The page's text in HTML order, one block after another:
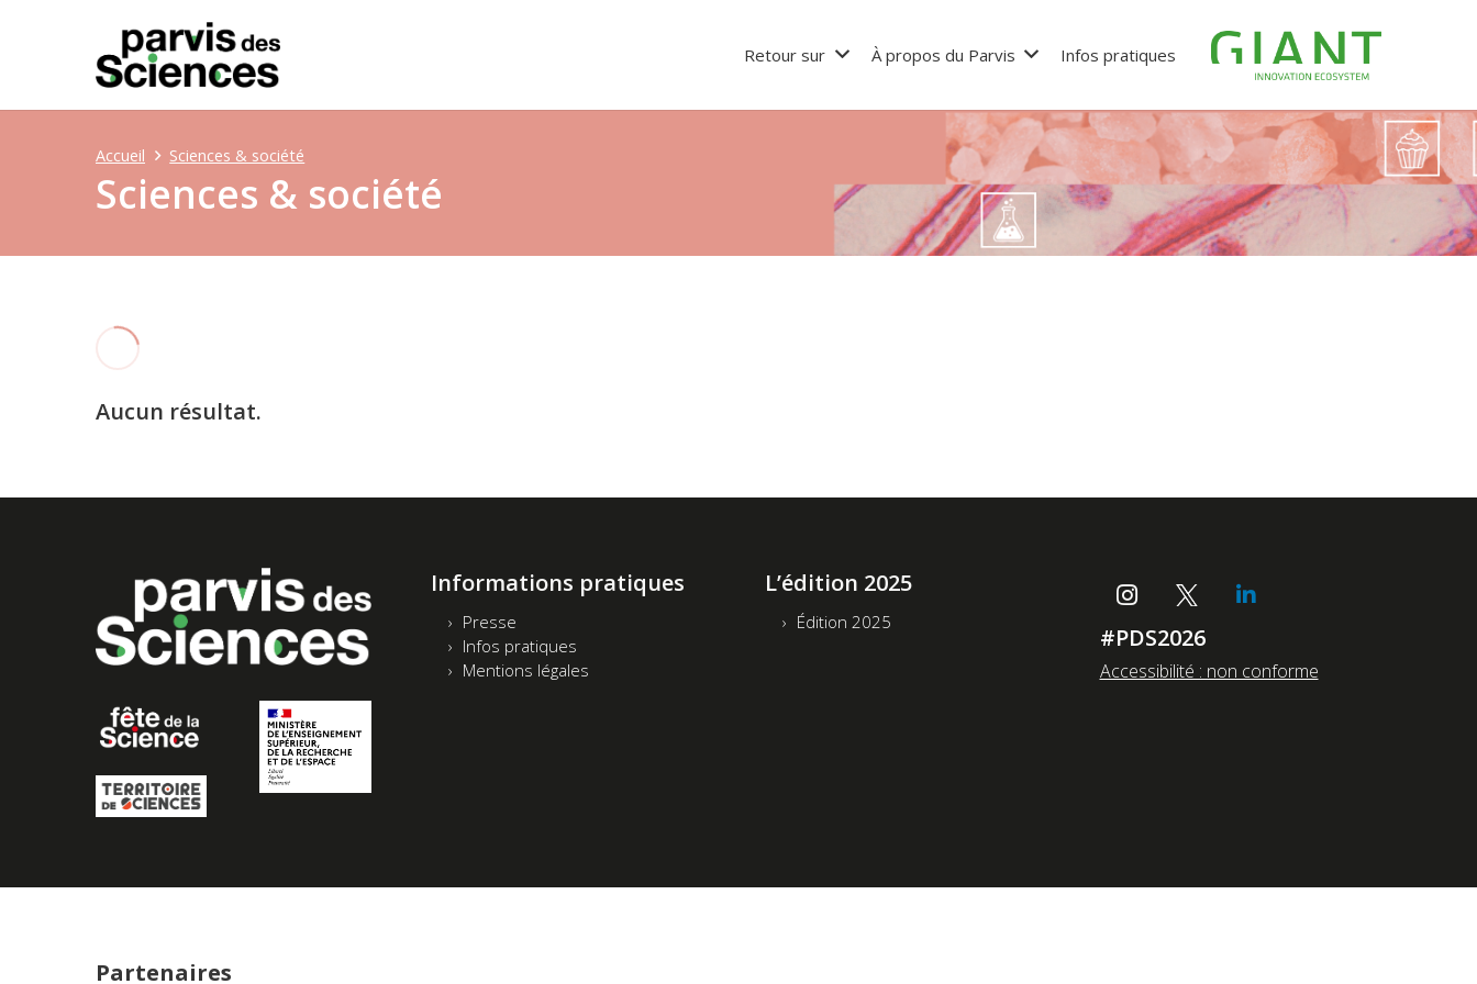
Retour sur À propos du Parvis Infos pratiques
Sciences & société
Accueil Sciences & société
Aucun résultat.
Informations pratiques
Presse
Infos pratiques
Mentions légales
L’édition 2025
Édition 2025
#PDS2026
Accessibilité : non conforme
Partenaires